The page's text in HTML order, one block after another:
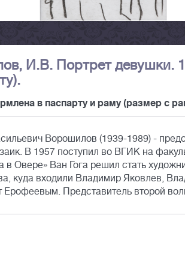
И.В. Портрет девушки.
в паспарту и раму (размер с
Ворошилов (1939-1989) -
В 1957 поступил во ВГИК на
в Овере» Ван Гога решил стать
куда входили Владимир Яковлев,
Ерофеевым. Представитель второй